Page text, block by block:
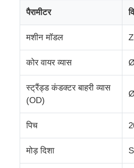
हमसे संपर्क करें
समाचार
सभी मामलों
एक बोली का अनुरोध
एक्सट्रूज़न उत्पादन लाइन
पैरामीटर
मशीन मॉडल
कोर वायर व्यास
स्ट्रैंड्ड कंडक्टर बाहरी व्यास
(OD)
पिच
मोड़ दिशा